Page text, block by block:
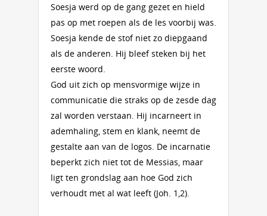
Soesja werd op de gang gezet en hield
pas op met roepen als de les voorbij was.
Soesja kende de stof niet zo diepgaand
als de anderen. Hij bleef steken bij het
eerste woord.
God uit zich op mensvormige wijze in
communicatie die straks op de zesde dag
zal worden verstaan. Hij incarneert in
ademhaling, stem en klank, neemt de
gestalte aan van de logos. De incarnatie
beperkt zich niet tot de Messias, maar
ligt ten grondslag aan hoe God zich
verhoudt met al wat leeft (Joh. 1,2).